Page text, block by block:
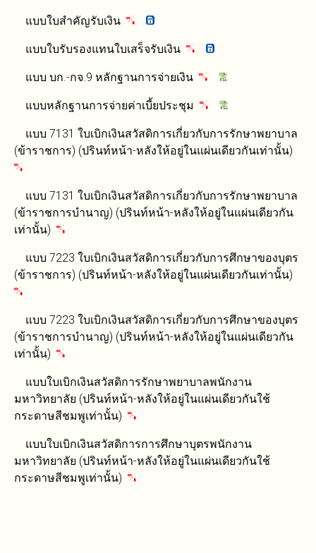
แบบใบสำคัญรับเงิน
แบบใบรับรองแทนใบเสร็จรับเงิน
แบบ บก.-กจ.9 หลักฐานการจ่ายเงิน
แบบหลักฐานการจ่ายค่าเบี้ยประชุม
แบบ 7131 ใบเบิกเงินสวัสดิการเกี่ยวกับการรักษาพยาบาล
(ข้าราชการ) (ปรินท์หน้า-หลังให้อยู่ในแผ่นเดียวกันเท่านั้น)
แบบ 7131 ใบเบิกเงินสวัสดิการเกี่ยวกับการรักษาพยาบาล
(ข้าราชการบำนาญ) (ปรินท์หน้า-หลังให้อยู่ในแผ่นเดียวกัน
เท่านั้น)
แบบ 7223 ใบเบิกเงินสวัสดิการเกี่ยวกับการศึกษาของบุตร
(ข้าราชการ) (ปรินท์หน้า-หลังให้อยู่ในแผ่นเดียวกันเท่านั้น)
แบบ 7223 ใบเบิกเงินสวัสดิการเกี่ยวกับการศึกษาของบุตร
(ข้าราชการบำนาญ) (ปรินท์หน้า-หลังให้อยู่ในแผ่นเดียวกัน
เท่านั้น)
แบบใบเบิกเงินสวัสดิการรักษาพยาบาลพนักงาน
มหาวิทยาลัย (ปรินท์หน้า-หลังให้อยู่ในแผ่นเดียวกันใช้
กระดาษสีชมพูเท่านั้น)
แบบใบเบิกเงินสวัสดิการการศึกษาบุตรพนักงาน
มหาวิทยาลัย (ปรินท์หน้า-หลังให้อยู่ในแผ่นเดียวกันใช้
กระดาษสีชมพูเท่านั้น)